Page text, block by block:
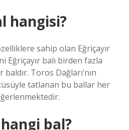
hangisi?
sahip olan Eğriçayır
Eğriçayır balı birden fazla
Toros Dağları’nın
tatlanan bu ballar her
bal?